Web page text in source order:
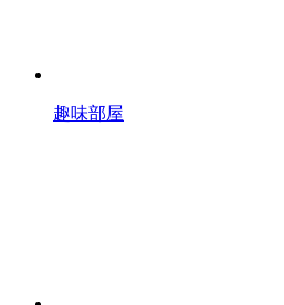
趣味部屋